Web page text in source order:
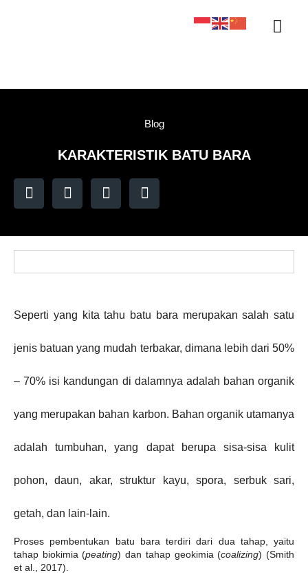
Blog
KARAKTERISTIK BATU BARA
Seperti yang kita tahu batu bara merupakan salah satu
jenis batuan yang mudah terbakar, dimana lebih dari 50%
– 70% isi kandungan di dalamnya adalah bahan organik
yang merupakan bahan karbon. Bahan organik utamanya
adalah tumbuhan, yang dapat berupa sisa-sisa kulit
pohon, daun, akar, struktur kayu, spora, serbuk sari,
getah, dan lain-lain.
Proses pembentukan batu bara terdiri dari dua tahap, yaitu
tahap biokimia (peating) dan tahap geokimia (coalizing) (Smith
et al., 2017).